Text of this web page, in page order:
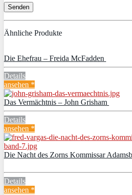
Ähnliche Produkte
Die Ehefrau – Freida McFadden
Details
ansehen *
Das Vermächtnis – John Grisham
Details
ansehen *
Die Nacht des Zorns Kommissar
Details
ansehen *